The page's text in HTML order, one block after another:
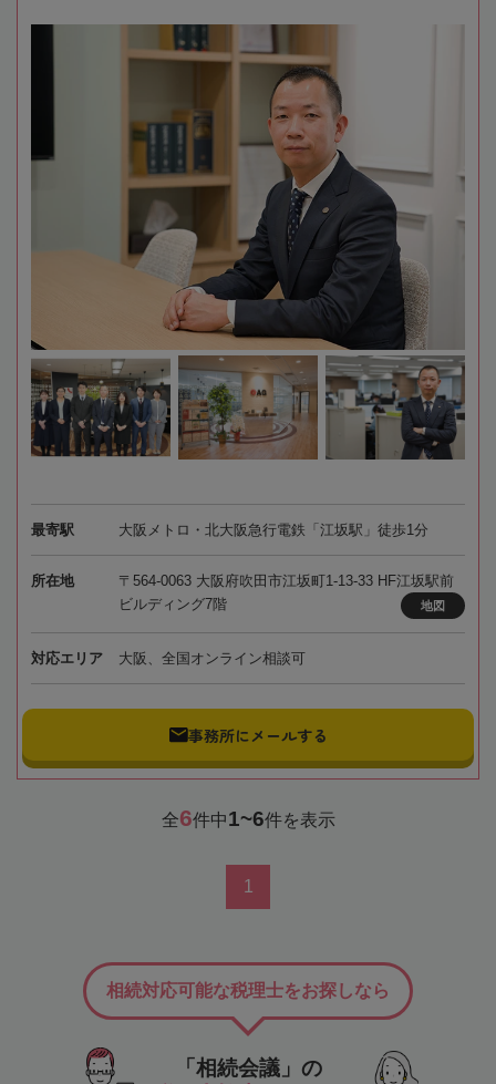
最寄駅 大阪メトロ・北大阪急行電鉄「江坂駅」徒歩1分
所在地
〒564-0063 大阪府吹田市江坂町1-13-33 HF江坂駅前
ビルディング7階
地図
対応エリア 大阪、全国オンライン相談可
事務所にメールする
全6件中1~6件を表示
1
「相続会議」の
相続対応可能な税理士をお探しなら